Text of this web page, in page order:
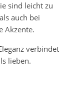
sind leicht zu
auch bei
Akzente.
verbindet
lieben.